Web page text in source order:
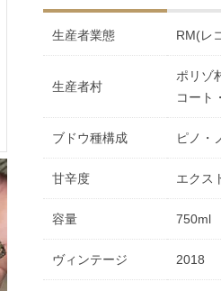
生産者業態 RM(レ
生産者村
ポリゾ
コート
ブドウ種構成 ピノ・
甘辛度 エクス
容量 750ml
ヴィンテージ 2018